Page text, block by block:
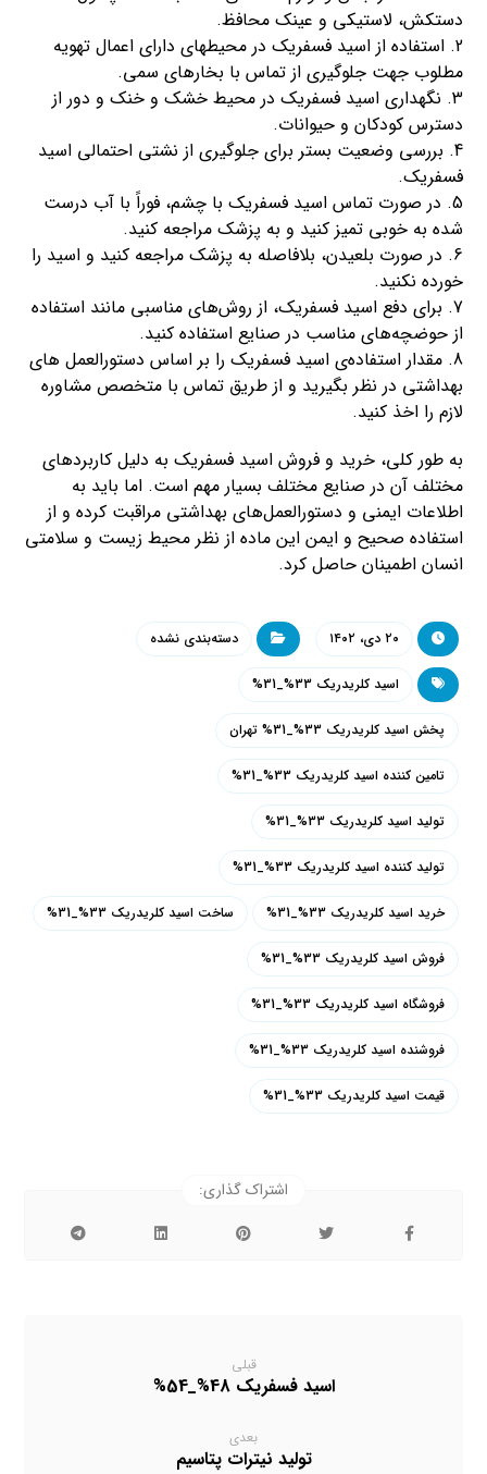
دستکش، لاستیکی و عینک محافظ.
2. استفاده از اسید فسفریک در محیطهای دارای اعمال تهویه
مطلوب جهت جلوگیری از تماس با بخارهای سمی.
3. نگهداری اسید فسفریک در محیط خشک و خنک و دور از
دسترس کودکان و حیوانات.
4. بررسی وضعیت بستر برای جلوگیری از نشتی احتمالی اسید
فسفریک.
5. در صورت تماس اسید فسفریک با چشم، فوراً با آب درست
شده به خوبی تمیز کنید و به پزشک مراجعه کنید.
6. در صورت بلعیدن، بلافاصله به پزشک مراجعه کنید و اسید را
خورده نکنید.
7. برای دفع اسید فسفریک، از روش‌های مناسبی مانند استفاده
از حوضچه‌های مناسب در صنایع استفاده کنید.
8. مقدار استفاده‌ی اسید فسفریک را بر اساس دستورالعمل های
بهداشتی در نظر بگیرید و از طریق تماس با متخصص مشاوره
لازم را اخذ کنید.
به طور کلی، خرید و فروش اسید فسفریک به دلیل کاربردهای
مختلف آن در صنایع مختلف بسیار مهم است. اما باید به
اطلاعات ایمنی و دستورالعمل‌های بهداشتی مراقبت کرده و از
استفاده صحیح و ایمن این ماده از نظر محیط زیست و سلامتی
انسان اطمینان حاصل کرد.
۲۰ دی، ۱۴۰۲ دسته‌بندی نشده
اسید کلریدریک 33%_31%
پخش اسید کلریدریک 33%_31% تهران
تامین کننده اسید کلریدریک 33%_31%
تولید اسید کلریدریک 33%_31%
تولید کننده اسید کلریدریک 33%_31%
خرید اسید کلریدریک 33%_31% ساخت اسید کلریدریک 33%_31%
فروش اسید کلریدریک 33%_31%
فروشگاه اسید کلریدریک 33%_31%
فروشنده اسید کلریدریک 33%_31%
قیمت اسید کلریدریک 33%_31%
قبلی
اسید فسفریک 48%_54%
بعدی
تولید نیترات پتاسیم